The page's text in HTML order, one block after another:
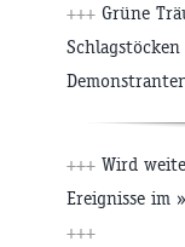
+++ Grüne
+++ Wird
Ereignisse im
+++